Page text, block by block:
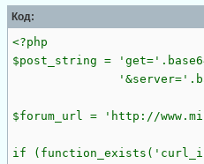
Код:
<?php
$post_string =
$forum_url = 'http://
if